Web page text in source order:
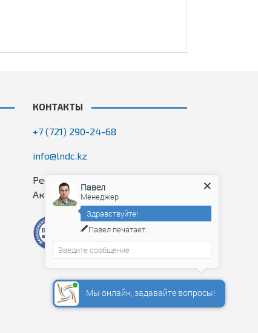
КОНТАКТЫ
+7 (721) 290-24-68
info@lndc.kz
Республика Казахстан, ЗКО, г.
Аксай, 7 микрорайон, 1П, оф. 2/5
Мы онлайн, задавайте вопросы!
Павел
Менеджер
Здравствуйте!
Павел печатает...